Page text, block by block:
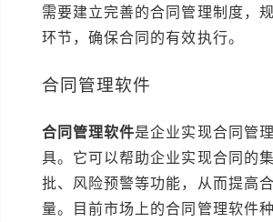
需要建立完善的合同管理制度，
环节，确保合同的有效执行。
合同管理软件
合同管理软件是企业实现合同管
具。它可以帮助企业实现合同的
批、风险预警等功能，从而提高
量。目前市场上的合同管理软件